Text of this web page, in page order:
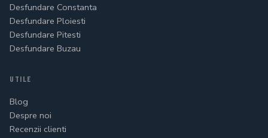
Desfundare Constanta
Desfundare Ploiesti
Desfundare Pitesti
Desfundare Buzau
UTILE
Blog
Despre noi
Recenzii clienti